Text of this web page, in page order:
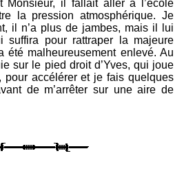
Monsieur, il fallait aller à l’école
la pression atmosphérique. Je
il n’a plus de jambes, mais il lui
suffira pour rattraper la majeure
été malheureusement enlevé. Au
sur le pied droit d’Yves, qui joue
pour accélérer et je fais quelques
de m’arrêter sur une aire de